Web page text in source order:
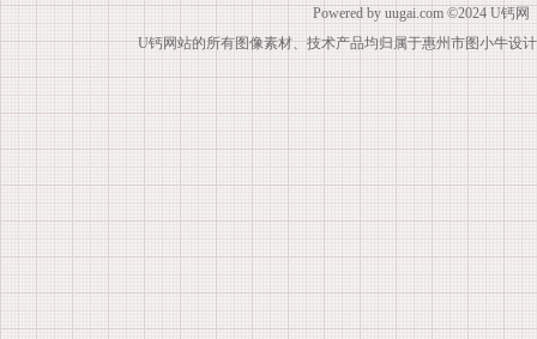
Powered by uugai.com ©2024 U钙网
U钙网站的所有图像素材、技术产品均归属于惠州市图小牛设